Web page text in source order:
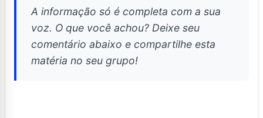
A informação só é completa com a sua
voz. O que você achou? Deixe seu
comentário abaixo e compartilhe esta
matéria no seu grupo!